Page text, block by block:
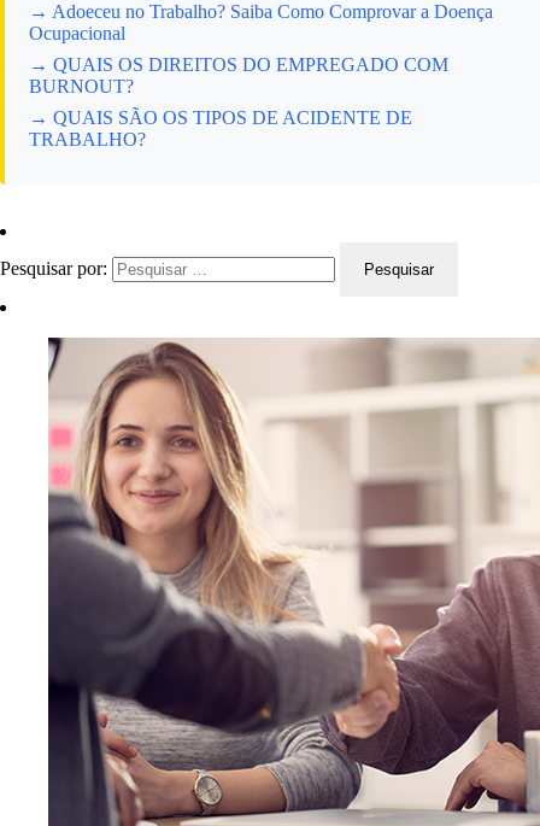
→ Adoeceu no Trabalho? Saiba Como Comprovar a Doença
Ocupacional
→ QUAIS OS DIREITOS DO EMPREGADO COM
BURNOUT?
→ QUAIS SÃO OS TIPOS DE ACIDENTE DE
TRABALHO?
Pesquisar por: